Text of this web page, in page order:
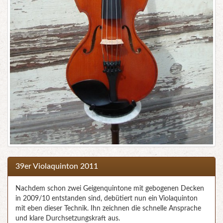
39er Violaquinton 2011
Nachdem schon zwei Geigenquintone mit gebogenen Decken
in 2009/10 entstanden sind, debütiert nun ein Violaquinton
mit eben dieser Technik. Ihn zeichnen die schnelle Ansprache
und klare Durchsetzungskraft aus.